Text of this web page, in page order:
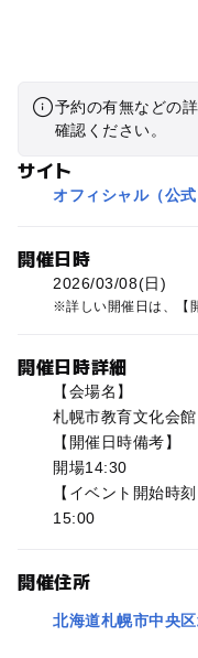
予約の有無などの
確認ください。
サイト
オフィシャル（公
開催日時
2026/03/08(日)
詳しい開催日は、【
開催日時詳細
【会場名】
札幌市教育文化会
【開催日時備考】
開場14:30
【イベント開始時刻
15:00
開催住所
北海道札幌市中央